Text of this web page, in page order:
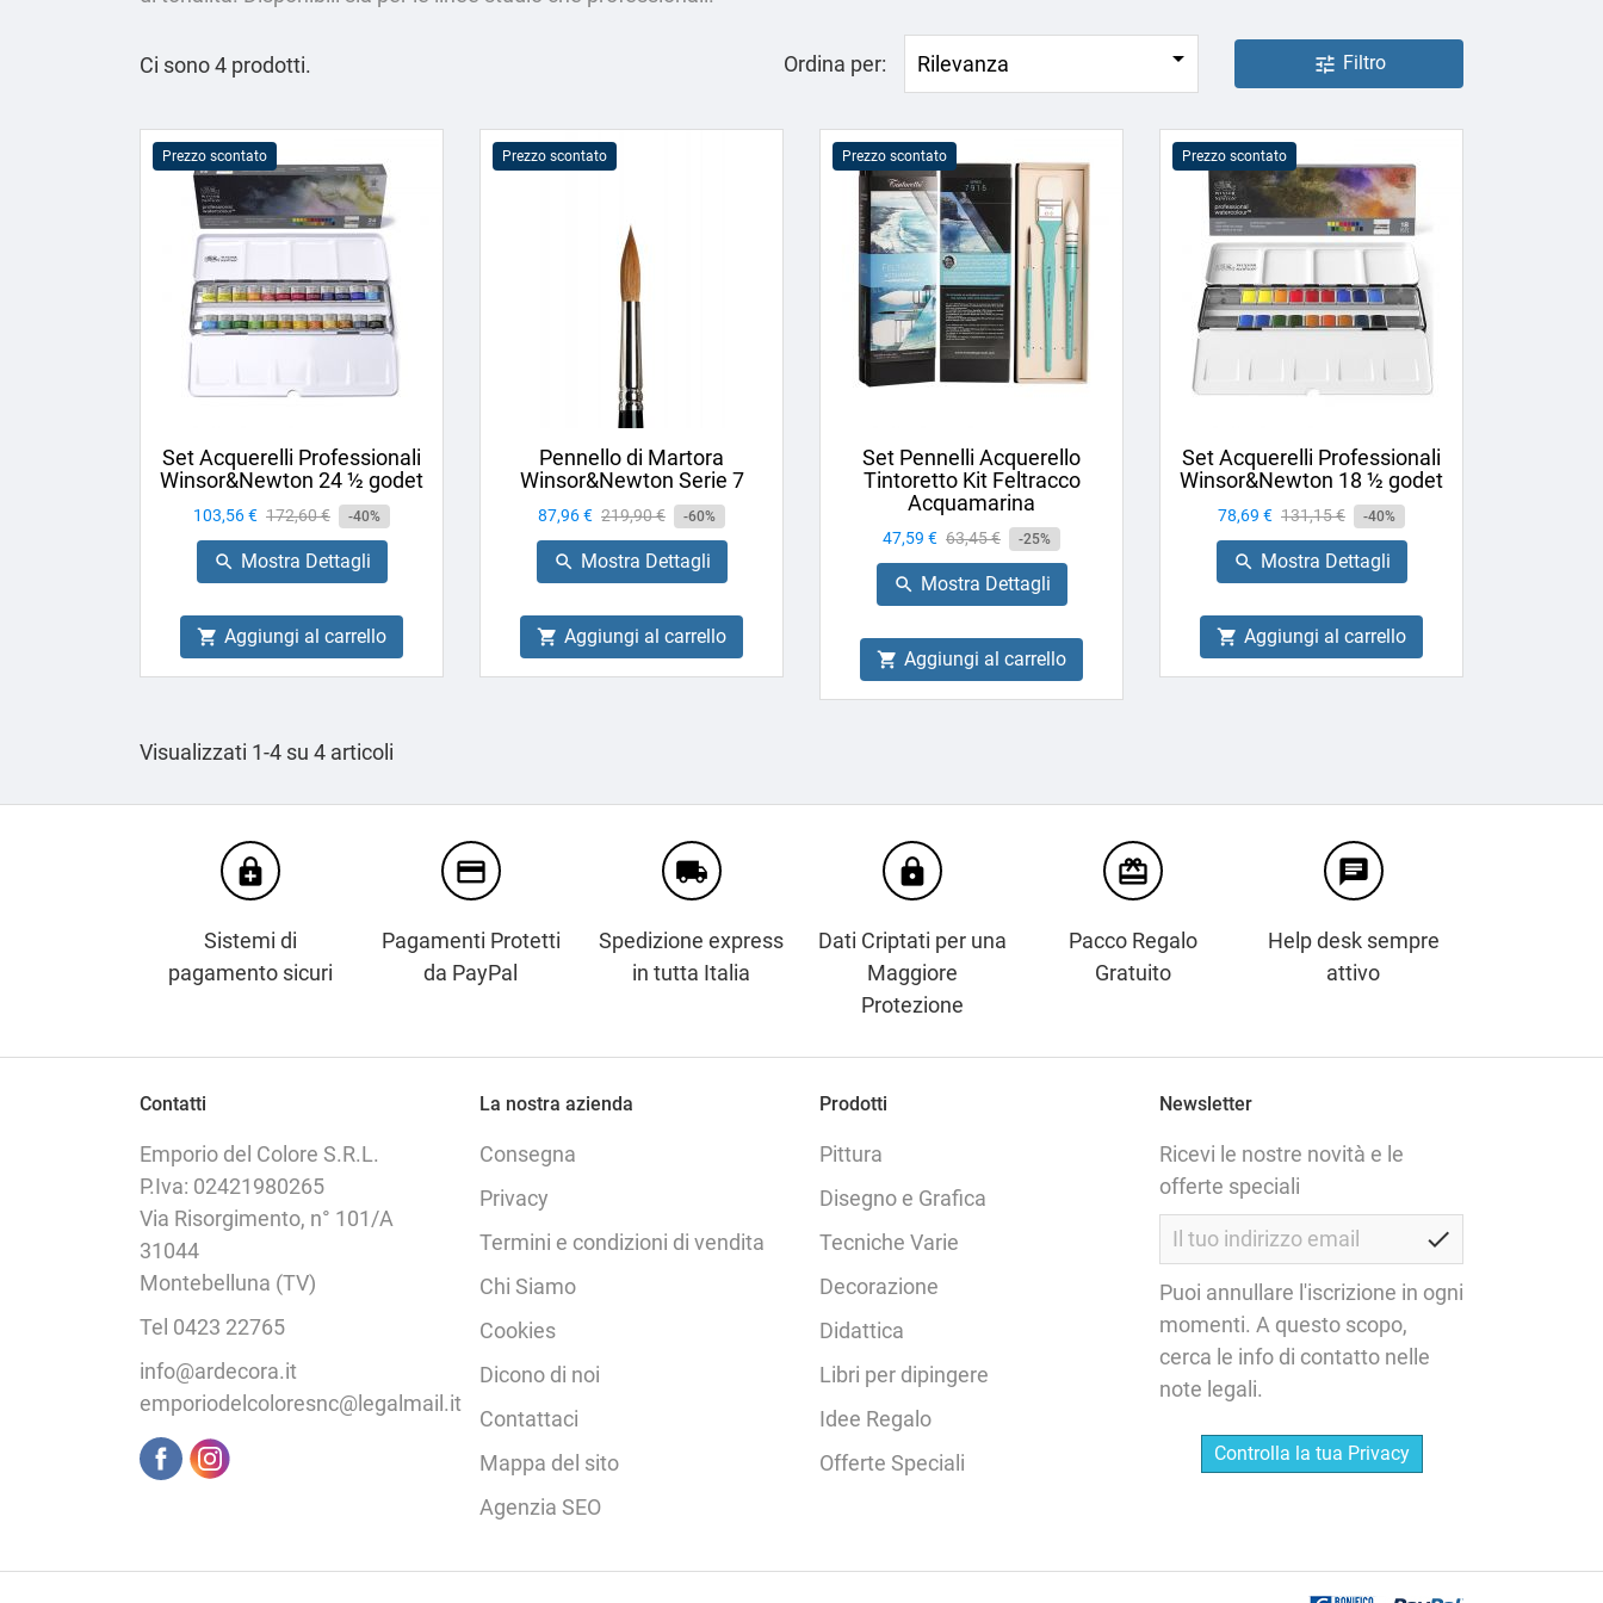
Ci sono 4 prodotti. Ordina per: Rilevanza  tune Filtro
Prezzo scontato
Set Acquerelli Professionali
Winsor&Newton 24 ½ godet
Prezzo
103,56 € Prezzo
base
172,60 € -40%
 Mostra Dettagli
 Aggiungi al carrello
Prezzo scontato
Pennello di Martora
Winsor&Newton Serie 7
Prezzo
87,96 € Prezzo
base
219,90 € -60%
 Mostra Dettagli
 Aggiungi al carrello
Prezzo scontato
Set Pennelli Acquerello
Tintoretto Kit Feltracco
Acquamarina
Prezzo
47,59 € Prezzo
base
63,45 € -25%
 Mostra Dettagli
 Aggiungi al carrello
Prezzo scontato
Set Acquerelli Professionali
Winsor&Newton 18 ½ godet
Prezzo
78,69 € Prezzo
base
131,15 € -40%
 Mostra Dettagli
 Aggiungi al carrello
Visualizzati 1-4 su 4 articoli
enhanced_encryption
Sistemi di
pagamento sicuri
credit_card
Pagamenti Protetti
da PayPal
local_shipping
Spedizione express
in tutta Italia
https
Dati Criptati per una
Maggiore
Protezione
card_giftcard
Pacco Regalo
Gratuito
chat
Help desk sempre
attivo
Contatti
Emporio del Colore S.R.L.
P.Iva: 02421980265
Via Risorgimento, n° 101/A
31044
Montebelluna (TV)
Tel 0423 22765
info@ardecora.it
emporiodelcoloresnc@legalmail.it
La nostra azienda
Consegna
Privacy
Termini e condizioni di vendita
Chi Siamo
Cookies
Dicono di noi
Contattaci
Mappa del sito
Agenzia SEO
Prodotti
Pittura
Disegno e Grafica
Tecniche Varie
Decorazione
Didattica
Libri per dipingere
Idee Regalo
Offerte Speciali
Newsletter
Ricevi le nostre novità e le
offerte speciali
check
Puoi annullare l'iscrizione in ogni
momenti. A questo scopo,
cerca le info di contatto nelle
note legali.
Controlla la tua Privacy